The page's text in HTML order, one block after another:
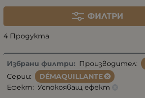
ФИЛТРИ
4 Продукта
Избрани филтри: Производител:
Серии:
DÉMAQUILLANTE
Ефект: Успокояващ ефект